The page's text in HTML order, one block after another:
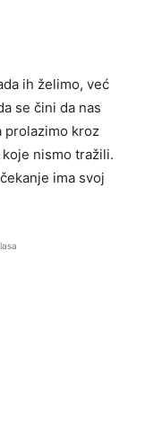
ih želimo, već
se čini da nas
prolazimo kroz
nismo tražili.
ima svoj